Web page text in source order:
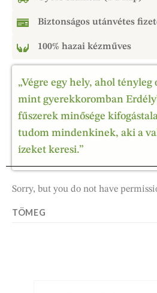
Biztonságos utánvétes
100% hazai kézműves
„Végre egy hely, ahol
mint gyerekkoromban
fűszerek minősége
tudom mindenkinek, aki a
ízeket keresi.”
Sorry, but you do not have
TÖMEG